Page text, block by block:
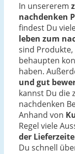
In unsererem
nachdenken
findest Du
leben zum
sind
behaupten
haben.
und gut
kannst Du die
nachdenken
Anhand von
Regel viele
der
Du schnell